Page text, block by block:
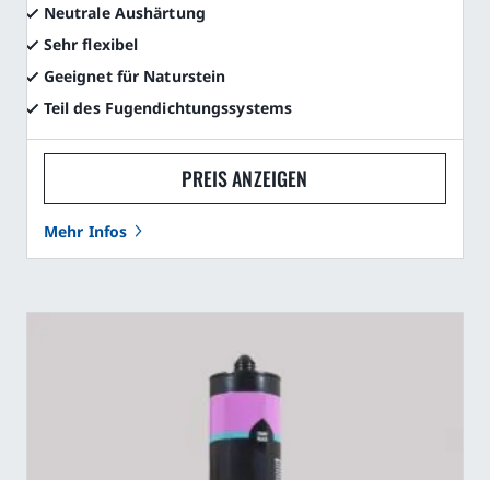
Neutrale Aushärtung
Sehr flexibel
Geeignet für Naturstein
Teil des Fugendichtungssystems
PREIS ANZEIGEN
Mehr Infos